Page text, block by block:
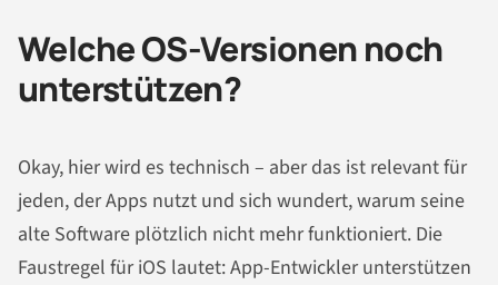
Welche OS-Versionen noch
unterstützen?
Okay, hier wird es technisch – aber das ist relevant für
jeden, der Apps nutzt und sich wundert, warum seine
alte Software plötzlich nicht mehr funktioniert. Die
Faustregel für iOS lautet: App-Entwickler unterstützen